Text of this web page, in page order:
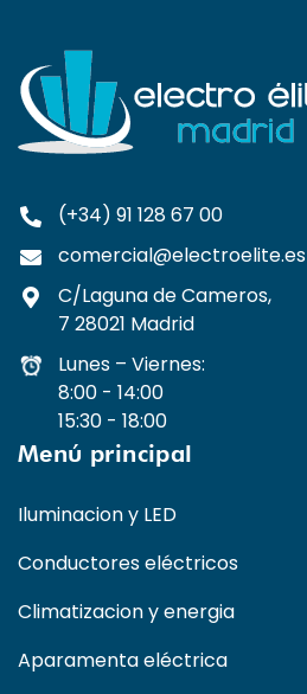
(+34) 91 128 67 00
comercial@electroelite.es
C/Laguna de Cameros,
7 28021 Madrid
Lunes – Viernes:
8:00 - 14:00
15:30 - 18:00
Menú principal
Iluminacion y LED
Conductores eléctricos
Climatizacion y energia
Aparamenta eléctrica